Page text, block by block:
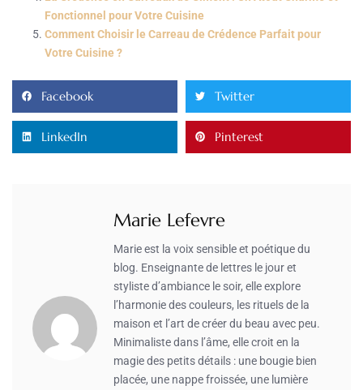
Fonctionnel pour Votre Cuisine
Comment Choisir le Carreau de Crédence Parfait pour
Votre Cuisine ?
Facebook Twitter
LinkedIn Pinterest
Marie Lefevre
Marie est la voix sensible et poétique du
blog. Enseignante de lettres le jour et
styliste d’ambiance le soir, elle explore
l’harmonie des couleurs, les rituels de la
maison et l’art de créer du beau avec peu.
Minimaliste dans l’âme, elle croit en la
magie des petits détails : une bougie bien
placée, une nappe froissée, une lumière